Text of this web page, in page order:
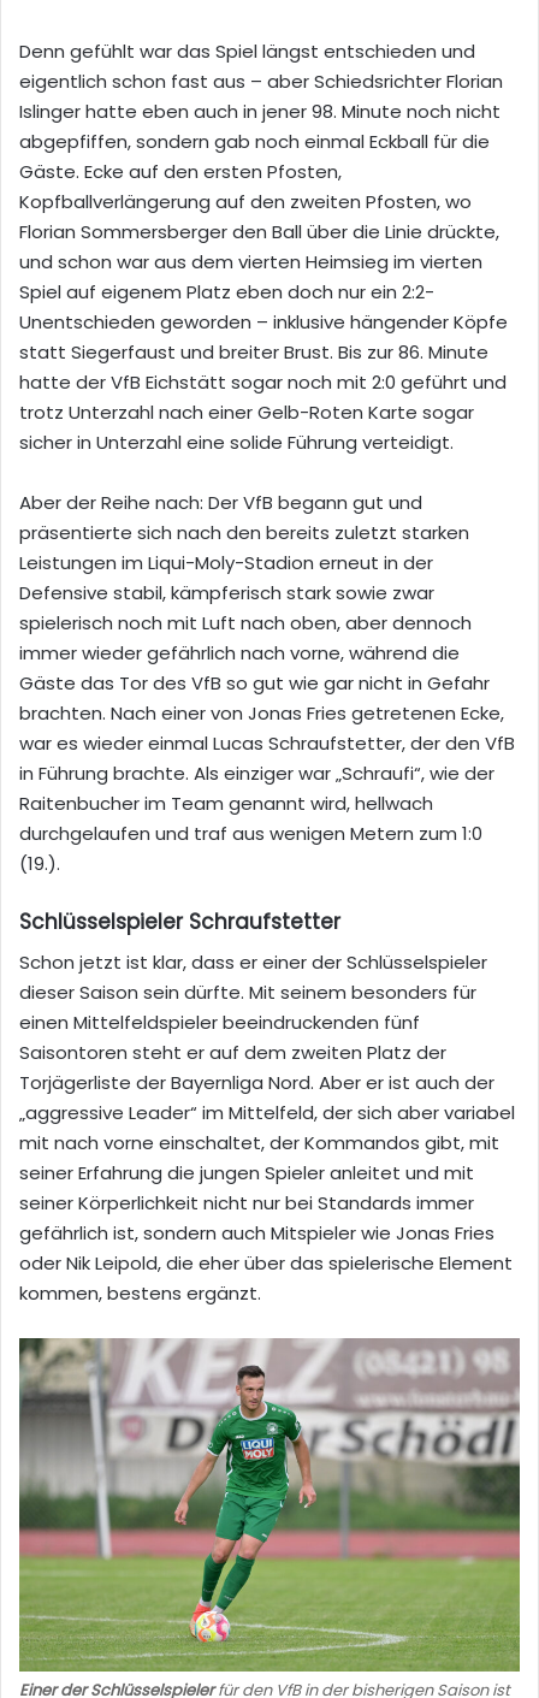
Denn gefühlt war das Spiel längst entschieden und
eigentlich schon fast aus – aber Schiedsrichter Florian
Islinger hatte eben auch in jener 98. Minute noch nicht
abgepfiffen, sondern gab noch einmal Eckball für die
Gäste. Ecke auf den ersten Pfosten,
Kopfballverlängerung auf den zweiten Pfosten, wo
Florian Sommersberger den Ball über die Linie drückte,
und schon war aus dem vierten Heimsieg im vierten
Spiel auf eigenem Platz eben doch nur ein 2:2-
Unentschieden geworden – inklusive hängender Köpfe
statt Siegerfaust und breiter Brust. Bis zur 86. Minute
hatte der VfB Eichstätt sogar noch mit 2:0 geführt und
trotz Unterzahl nach einer Gelb-Roten Karte sogar
sicher in Unterzahl eine solide Führung verteidigt.
Aber der Reihe nach: Der VfB begann gut und
präsentierte sich nach den bereits zuletzt starken
Leistungen im Liqui-Moly-Stadion erneut in der
Defensive stabil, kämpferisch stark sowie zwar
spielerisch noch mit Luft nach oben, aber dennoch
immer wieder gefährlich nach vorne, während die
Gäste das Tor des VfB so gut wie gar nicht in Gefahr
brachten. Nach einer von Jonas Fries getretenen Ecke,
war es wieder einmal Lucas Schraufstetter, der den VfB
in Führung brachte. Als einziger war „Schraufi“, wie der
Raitenbucher im Team genannt wird, hellwach
durchgelaufen und traf aus wenigen Metern zum 1:0
(19.).
Schlüsselspieler Schraufstetter
Schon jetzt ist klar, dass er einer der Schlüsselspieler
dieser Saison sein dürfte. Mit seinem besonders für
einen Mittelfeldspieler beeindruckenden fünf
Saisontoren steht er auf dem zweiten Platz der
Torjägerliste der Bayernliga Nord. Aber er ist auch der
„aggressive Leader“ im Mittelfeld, der sich aber variabel
mit nach vorne einschaltet, der Kommandos gibt, mit
seiner Erfahrung die jungen Spieler anleitet und mit
seiner Körperlichkeit nicht nur bei Standards immer
gefährlich ist, sondern auch Mitspieler wie Jonas Fries
oder Nik Leipold, die eher über das spielerische Element
kommen, bestens ergänzt.
Einer der Schlüsselspielerfür den VfB in der bisherigen Saison ist